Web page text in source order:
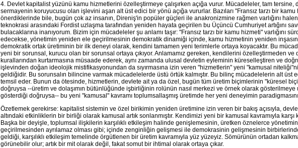
4. Devlet kapitalist yüzünü kamu hizmetlerini özelleştirmeye çalışırken açığa vurur. Mücadeleler, tam tersine,
sermayenin koruyucusu olan işlevini aşan alt üst edici bir yönü açığa vururlar. Bazıları "Fransız tarzı bir kamu
önerdiklerinde bile, bugün çok az insanın, Direniş'in popüler güçleri ile anakronizmine rağmen varlığını
teknokrasi arasındaki Fordist uzlaşma tarafından yeniden hayata geçirilen bu Üçüncü Cumhuriyet artığını
bulacaklarına inanıyorum. Bizim için mücadeleler şu anlamı taşır: "Fransız tarzı bir kamu hizmeti" varlığını
edecekse, yönetimin yeniden ele geçirilmesinin demokratik dinamiği içinde, kamu hizmetinin yeniden
demokratik ortak üretiminin bir ilk deneyi olarak, kendini tamamen yeni terimlerle ortaya koyacaktır. Bu
yeni bir sorunsal, kurucu olan bir sorunsal ortaya çıkıyor. Anlamamız gereken, kendilerini özelleştirmeden ve
kurallarından kurtarmasına müsaade ederek, aynı zamanda ulusal devletin eyleminin küreselleştiren ve
işlevinden doğan ideolojik mistifikasyonundan da sıyırmasına izin veren "hizmetlerin" yeni "kamusal
geldiğidir. Bu sorunsalın bilincine varmak mücadelelerde üstü örtük kalmıştır. Bu bilinç mücadelelerin alt üst
temsil eder. Bunun da ötesinde, hizmetlerin, devlete ait ya da özel, bugün tüm üretim biçimlerinin "küresel
doğruysa --üretim ve dolaşımın bütünlüğünde işbirliğinin rolünün nasıl merkezi ve örnek olarak
gösterdiği doğruysa-- bu yeni "kamusal" kavramı toplumsallaşmış üretimde her yeni deneyimin
Özetlemek gerekirse: kapitalist sistemin ve özel birikimin yeniden üretimine izin veren bir bakış açısıyla,
altındaki etkinliklerin bir birliği olarak kamusal artık sonlanmıştır. Kendimizi yeni bir kamusal kavramıyla karşı
Başka bir deyişle, toplumsal ilişkilerin karşılıklı etkileşim halinde genişlemesinin, üretken öznelerce
geçirilmesinden ayrılamaz olması gibi; içinde zenginliğin gelişmesi ile demokrasinin gelişmesinin
geldiği, karşılıklı etkileşim temelinde örgütlenen bir üretim kavramıyla yüz yüzeyiz. Sömürünün ortadan
görünebilir olur; artık bir mit olarak değil, fakat somut bir ihtimal olarak ortaya çıkar.